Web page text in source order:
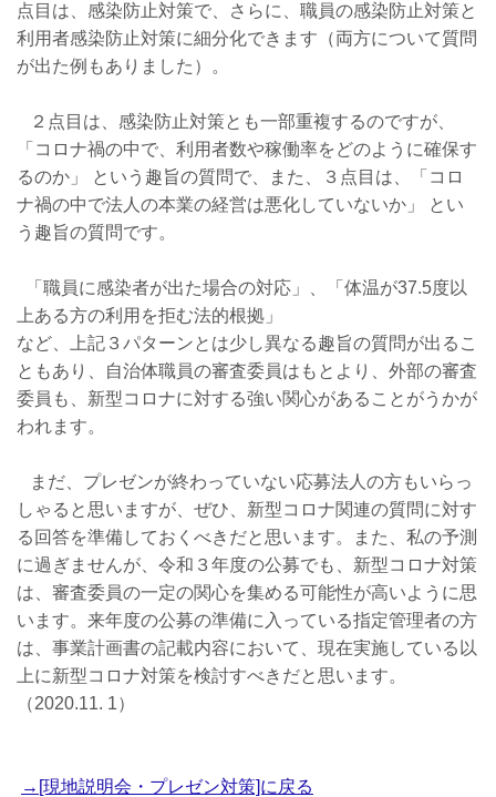
点目は、感染防止対策で、さらに、職員の感染防止対策と
利用者感染防止対策に細分化できます（両方について質問
が出た例もありました）。
２点目は、感染防止対策とも一部重複するのですが、
「コロナ禍の中で、利用者数や稼働率をどのように確保す
るのか」 という趣旨の質問で、また、３点目は、「コロ
ナ禍の中で法人の本業の経営は悪化していないか」 とい
う趣旨の質問です。
「職員に感染者が出た場合の対応」、「体温が37.5度以
上ある方の利用を拒む法的根拠」
など、上記３パターンとは少し異なる趣旨の質問が出るこ
ともあり、自治体職員の審査委員はもとより、外部の審査
委員も、新型コロナに対する強い関心があることがうかが
われます。
まだ、プレゼンが終わっていない応募法人の方もいらっ
しゃると思いますが、ぜひ、新型コロナ関連の質問に対す
る回答を準備しておくべきだと思います。また、私の予測
に過ぎませんが、令和３年度の公募でも、新型コロナ対策
は、審査委員の一定の関心を集める可能性が高いように思
います。来年度の公募の準備に入っている指定管理者の方
は、事業計画書の記載内容において、現在実施している以
上に新型コロナ対策を検討すべきだと思います。
（2020.11. 1）
→[現地説明会・プレゼン対策]に戻る